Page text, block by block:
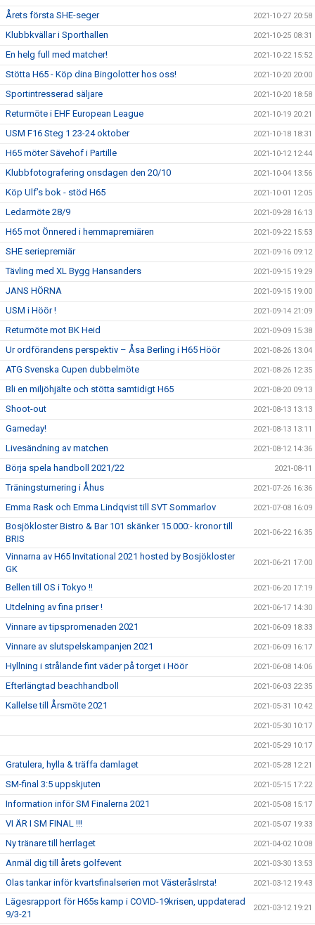
Årets första SHE-seger 2021-10-27 20:58
Klubbkvällar i Sporthallen 2021-10-25 08:31
En helg full med matcher! 2021-10-22 15:52
Stötta H65 - Köp dina Bingolotter hos oss! 2021-10-20 20:00
Sportintresserad säljare 2021-10-20 18:58
Returmöte i EHF European League 2021-10-19 20:21
USM F16 Steg 1 23-24 oktober 2021-10-18 18:31
H65 möter Sävehof i Partille 2021-10-12 12:44
Klubbfotografering onsdagen den 20/10 2021-10-04 13:56
Köp Ulf’s bok - stöd H65 2021-10-01 12:05
Ledarmöte 28/9 2021-09-28 16:13
H65 mot Önnered i hemmapremiären 2021-09-22 15:53
SHE seriepremiär 2021-09-16 09:12
Tävling med XL Bygg Hansanders 2021-09-15 19:29
JANS HÖRNA 2021-09-15 19:00
USM i Höör ! 2021-09-14 21:09
Returmöte mot BK Heid 2021-09-09 15:38
Ur ordförandens perspektiv – Åsa Berling i H65 Höör 2021-08-26 13:04
ATG Svenska Cupen dubbelmöte 2021-08-26 12:35
Bli en miljöhjälte och stötta samtidigt H65 2021-08-20 09:13
Shoot-out 2021-08-13 13:13
Gameday! 2021-08-13 13:11
Livesändning av matchen 2021-08-12 14:36
Börja spela handboll 2021/22 2021-08-11
Träningsturnering i Åhus 2021-07-26 16:36
Emma Rask och Emma Lindqvist till SVT Sommarlov 2021-07-08 16:09
Bosjökloster Bistro & Bar 101 skänker 15.000:- kronor till
BRIS
2021-06-22 16:35
Vinnarna av H65 Invitational 2021 hosted by Bosjökloster
GK
2021-06-21 17:00
Bellen till OS i Tokyo !! 2021-06-20 17:19
Utdelning av fina priser ! 2021-06-17 14:30
Vinnare av tipspromenaden 2021 2021-06-09 18:33
Vinnare av slutspelskampanjen 2021 2021-06-09 16:17
Hyllning i strålande fint väder på torget i Höör 2021-06-08 14:06
Efterlängtad beachhandboll 2021-06-03 22:35
Kallelse till Årsmöte 2021 2021-05-31 10:42
2021-05-30 10:17
2021-05-29 10:17
Gratulera, hylla & träffa damlaget 2021-05-28 12:21
SM-final 3:5 uppskjuten 2021-05-15 17:22
Information inför SM Finalerna 2021 2021-05-08 15:17
VI ÄR I SM FINAL !!! 2021-05-07 19:33
Ny tränare till herrlaget 2021-04-02 10:08
Anmäl dig till årets golfevent 2021-03-30 13:53
Olas tankar inför kvartsfinalserien mot VästeråsIrsta! 2021-03-12 19:43
Lägesrapport för H65s kamp i COVID-19krisen, uppdaterad
9/3-21
2021-03-12 19:21